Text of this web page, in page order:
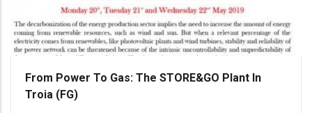
From Power To Gas: The STORE&GO Plant In
Troia (FG)